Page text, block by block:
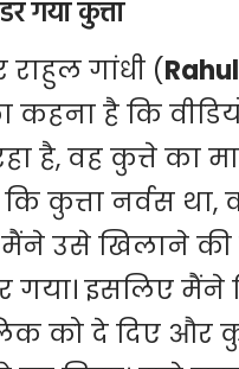
गया कुत्ता
गांधी (Rahul
कहना है कि
है, वह कुत्ते का
कुत्ता नर्वस था,
उसे खिलाने की
गया। इसलिए मैंने
को दे दिए और